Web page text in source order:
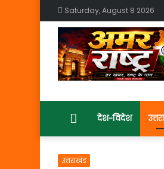
Saturday, August 8 2026
Homeदेश-विदेश
उत्तराखंड